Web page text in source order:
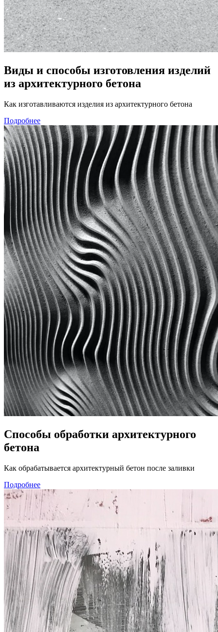
Виды и способы изготовления изделий
из архитектурного бетона
Как изготавливаются изделия из архитектурного бетона
Подробнее
Способы обработки архитектурного
бетона
Как обрабатывается архитектурный бетон после заливки
Подробнее